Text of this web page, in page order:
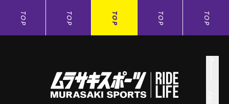
TOP TOP TOP TOP TOP